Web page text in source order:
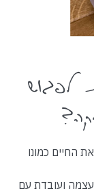
לפגוש
החיים כמונו
ועובדת עם